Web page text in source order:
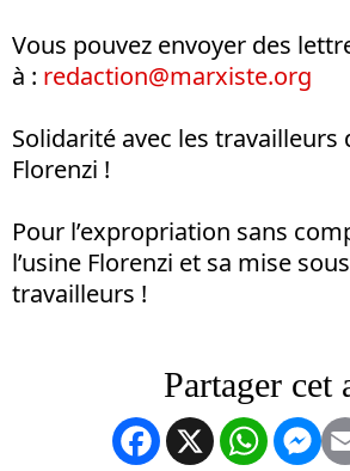
Vous pouvez envoyer des
à : redaction@marxiste.org
Solidarité avec les travailleurs
Florenzi !
Pour l’expropriation sans
l’usine Florenzi et sa mise
travailleurs !
Facebook
X